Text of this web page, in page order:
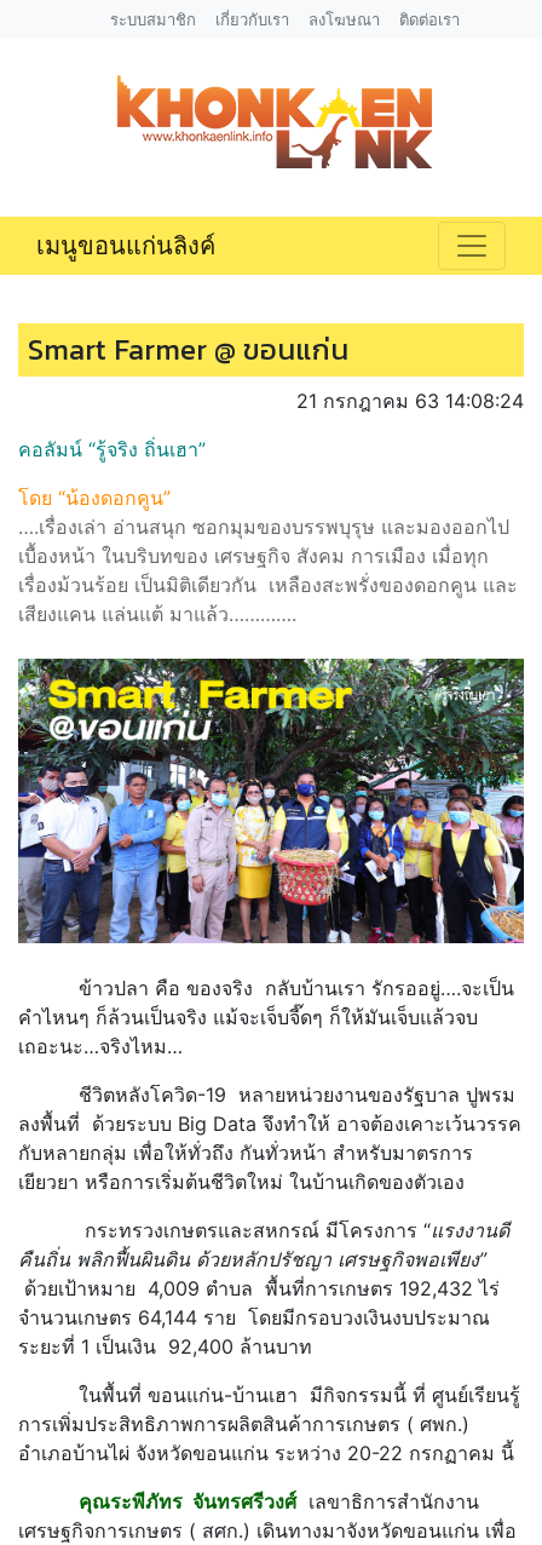
ระบบสมาชิก เกี่ยวกับเรา ลงโฆษณา ติดต่อเรา
เมนูขอนแก่นลิงค์
Smart Farmer @ ขอนแก่น
21 กรกฎาคม 63 14:08:24
คอลัมน์ “รู้จริง ถิ่นเฮา”
โดย “น้องดอกคูน”
….เรื่องเล่า อ่านสนุก ซอกมุมของบรรพบุรุษ และมองออกไป
เบื้องหน้า ในบริบทของ เศรษฐกิจ สังคม การเมือง เมื่อทุก
เรื่องม้วนร้อย เป็นมิติเดียวกัน เหลืองสะพรั่งของดอกคูน และ
เสียงแคน แล่นแต้ มาแล้ว………….
ข้าวปลา คือ ของจริง กลับบ้านเรา รักรออยู่….จะเป็น
คำไหนๆ ก็ล้วนเป็นจริง แม้จะเจ็บจี๊ดๆ ก็ให้มันเจ็บแล้วจบ
เถอะนะ…จริงไหม…
ชีวิตหลังโควิด-19 หลายหน่วยงานของรัฐบาล ปูพรม
ลงพื้นที่ ด้วยระบบ Big Data จึงทำให้ อาจต้องเคาะเว้นวรรค
กับหลายกลุ่ม เพื่อให้ทั่วถึง กันทั่วหน้า สำหรับมาตรการ
เยียวยา หรือการเริ่มต้นชีวิตใหม่ ในบ้านเกิดของตัวเอง
กระทรวงเกษตรและสหกรณ์ มีโครงการ “แรงงานดี
คืนถิ่น พลิกฟื้นผินดิน ด้วยหลักปรัชญา เศรษฐกิจพอเพียง”
ด้วยเป้าหมาย 4,009 ตำบล พื้นที่การเกษตร 192,432 ไร่
จำนวนเกษตร 64,144 ราย โดยมีกรอบวงเงินงบประมาณ
ระยะที่ 1 เป็นเงิน 92,400 ล้านบาท
ในพื้นที่ ขอนแก่น-บ้านเฮา มีกิจกรรมนี้ ที่ ศูนย์เรียนรู้
การเพิ่มประสิทธิภาพการผลิตสินค้าการเกษตร ( ศพก.)
อำเภอบ้านไผ่ จังหวัดขอนแก่น ระหว่าง 20-22 กรกฏาคม นี้
คุณระพีภัทร จันทรศรีวงศ์เลขาธิการสำนักงาน
เศรษฐกิจการเกษตร ( สศก.) เดินทางมาจังหวัดขอนแก่น เพื่อ